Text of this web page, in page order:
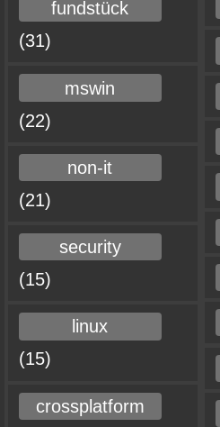
fundstück
(31)
mswin
(22)
non-it
(21)
security
(15)
linux
(15)
crossplatform